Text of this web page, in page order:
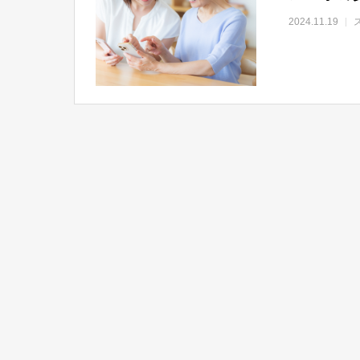
2024.11.19